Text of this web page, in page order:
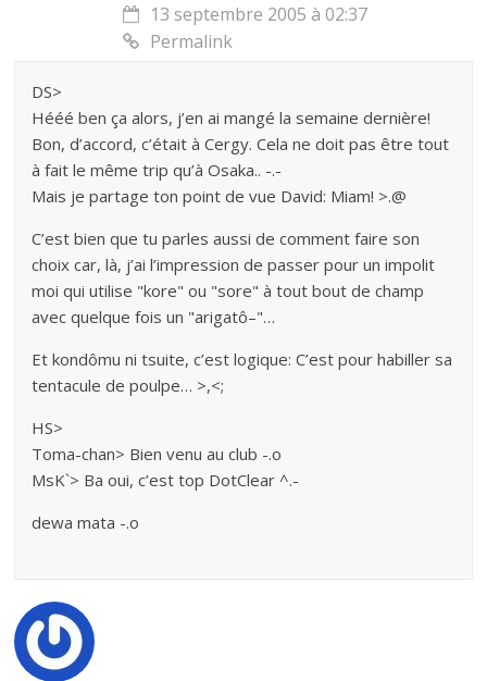
13 septembre 2005 à 02:37
Permalink
DS>
Hééé ben ça alors, j’en ai mangé la semaine dernière!
Bon, d’accord, c’était à Cergy. Cela ne doit pas être tout
à fait le même trip qu’à Osaka.. -.-
Mais je partage ton point de vue David: Miam! >.@
C’est bien que tu parles aussi de comment faire son
choix car, là, j’ai l’impression de passer pour un impolit
moi qui utilise "kore" ou "sore" à tout bout de champ
avec quelque fois un "arigatô–"…
Et kondômu ni tsuite, c’est logique: C’est pour habiller sa
tentacule de poulpe… >,<;
HS>
Toma-chan> Bien venu au club -.o
MsK`> Ba oui, c’est top DotClear ^.-
dewa mata -.o